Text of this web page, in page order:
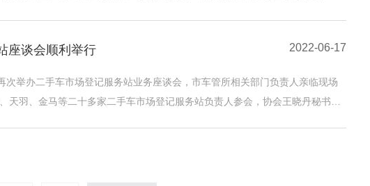
座谈会顺利举行 2022-06-17
举办二手车市场登记服务站业务座谈会，市车管所相关部门负责人亲临现场
羽、金马等二十多家二手车市场登记服务站负责人参会，协会王晓丹秘书长